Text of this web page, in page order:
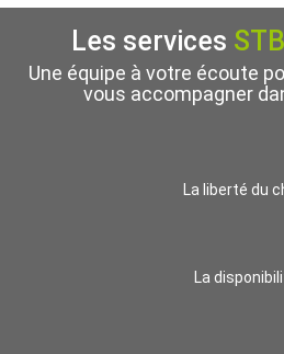
Les services
Une équipe à votre écoute
vous accompagner
La liberté du
La